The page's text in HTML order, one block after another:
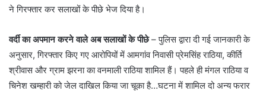
ने गिरफ्तार कर सलाखों के पीछे भेज दिया है।
वर्दी का अपमान करने वाले अब सलाखों के पीछे– पुलिस द्वारा दी गई जानकारी के
अनुसार, गिरफ्तार किए गए आरोपियों में आमगांव निवासी प्रेमसिंह राठिया, कीर्ति
श्रीवास और ग्राम झरना का वनमाली राठिया शामिल हैं। पहले ही मंगल राठिया व
चिनेश खम्हारी को जेल दाखिल किया जा चूका है…घटना में शामिल दो अन्य फरार